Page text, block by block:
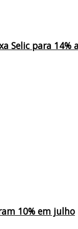
Selic para 14%
10% em julho